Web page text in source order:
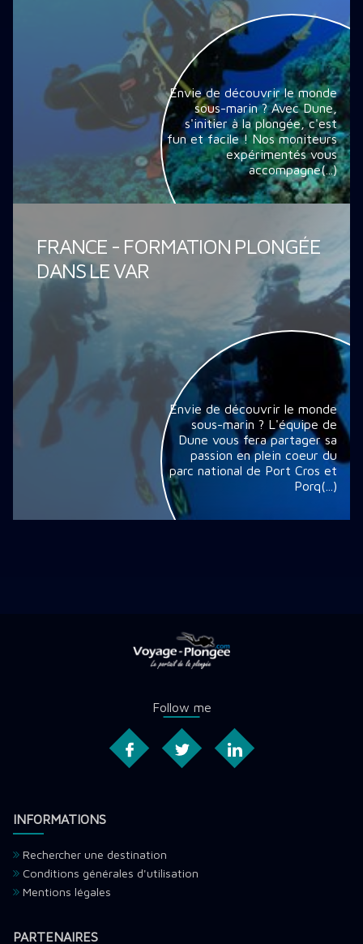
Envie de découvrir le monde
sous-marin ? Avec Dune,
s'initier à la plongée, c'est
fun et facile ! Nos moniteurs
expérimentés vous
accompagne(...)
FRANCE - FORMATION PLONGÉE
DANS LE VAR
Envie de découvrir le monde
sous-marin ? L'équipe de
Dune vous fera partager sa
passion en plein coeur du
parc national de Port Cros et
Porq(...)
Follow me
INFORMATIONS
Rechercher une destination
Conditions générales d'utilisation
Mentions légales
PARTENAIRES